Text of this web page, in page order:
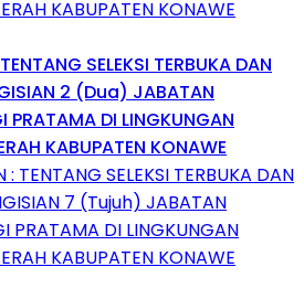
SELEKSI TERBUKA DAN
2 (Dua) JABATAN
PRATAMA DI LINGKUNGAN
KABUPATEN KONAWE